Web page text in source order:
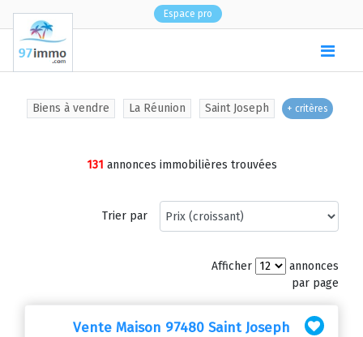
Espace pro
Biens à vendre La Réunion Saint Joseph + critères
131 annonces immobilières trouvées
Trier par
Afficher
annonces
par page
Vente Maison 97480 Saint Joseph